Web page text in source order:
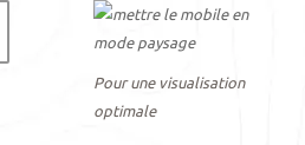
Pour une visualisation
optimale